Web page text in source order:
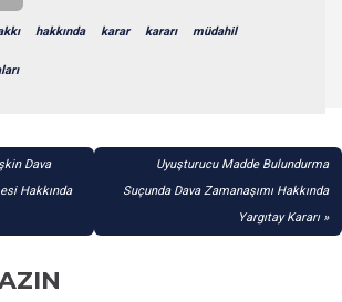
hakkında karar kararı müdahil
Dava
Hakkında
Uyuşturucu Madde Bulundurma
Suçunda Dava Zamanaşımı Hakkında
Yargıtay Kararı